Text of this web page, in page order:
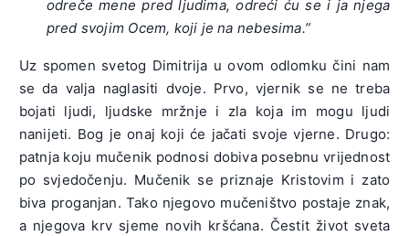
odreče mene pred ljudima, odreći ću se i ja njega
pred svojim Ocem, koji je na nebesima.”
Uz spomen svetog Dimitrija u ovom odlomku čini nam
se da valja naglasiti dvoje. Prvo, vjernik se ne treba
bojati ljudi, ljudske mržnje i zla koja im mogu ljudi
nanijeti. Bog je onaj koji će jačati svoje vjerne. Drugo:
patnja koju mučenik podnosi dobiva posebnu vrijednost
po svjedočenju. Mučenik se priznaje Kristovim i zato
biva proganjan. Tako njegovo mučeništvo postaje znak,
a njegova krv sjeme novih kršćana. Čestit život sveta